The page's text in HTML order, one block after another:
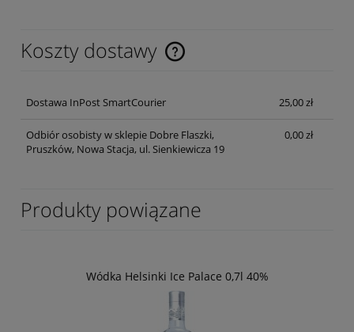
Koszty dostawy
Cena nie zawiera ewentualnych kosztów płatności
Dostawa InPost SmartCourier 25,00 zł
Odbiór osobisty w sklepie Dobre Flaszki,
Pruszków, Nowa Stacja, ul. Sienkiewicza 19
0,00 zł
Produkty powiązane
Wódka Helsinki Ice Palace 0,7l 40%